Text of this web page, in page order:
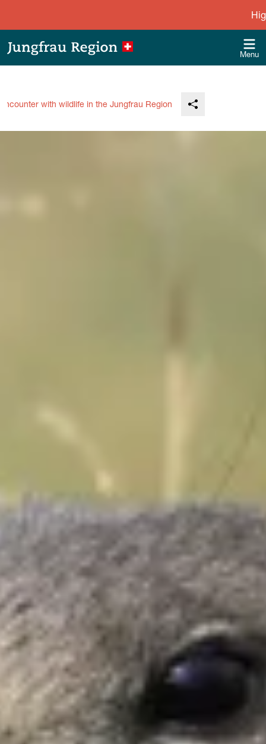
Menu
with wildlife in the Jungfrau Region